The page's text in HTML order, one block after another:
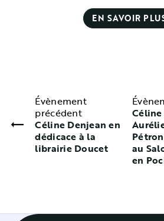
EN SAVOIR
Évènement
précédent
Céline Denjean en
dédicace à la
librairie Doucet
au
en